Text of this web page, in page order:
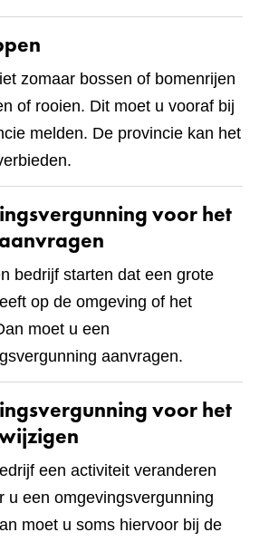
zomaar bossen of bomenrijen
of rooien. Dit moet u vooraf bij
melden. De provincie kan het
voor het
bedrijf starten dat een grote
op de omgeving of het
moet u een
aanvragen.
voor het
een activiteit veranderen
u een omgevingsvergunning
moet u soms hiervoor bij de